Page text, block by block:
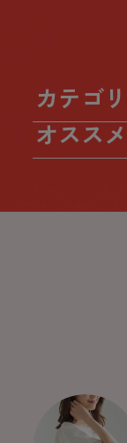
カテゴ
オススメ